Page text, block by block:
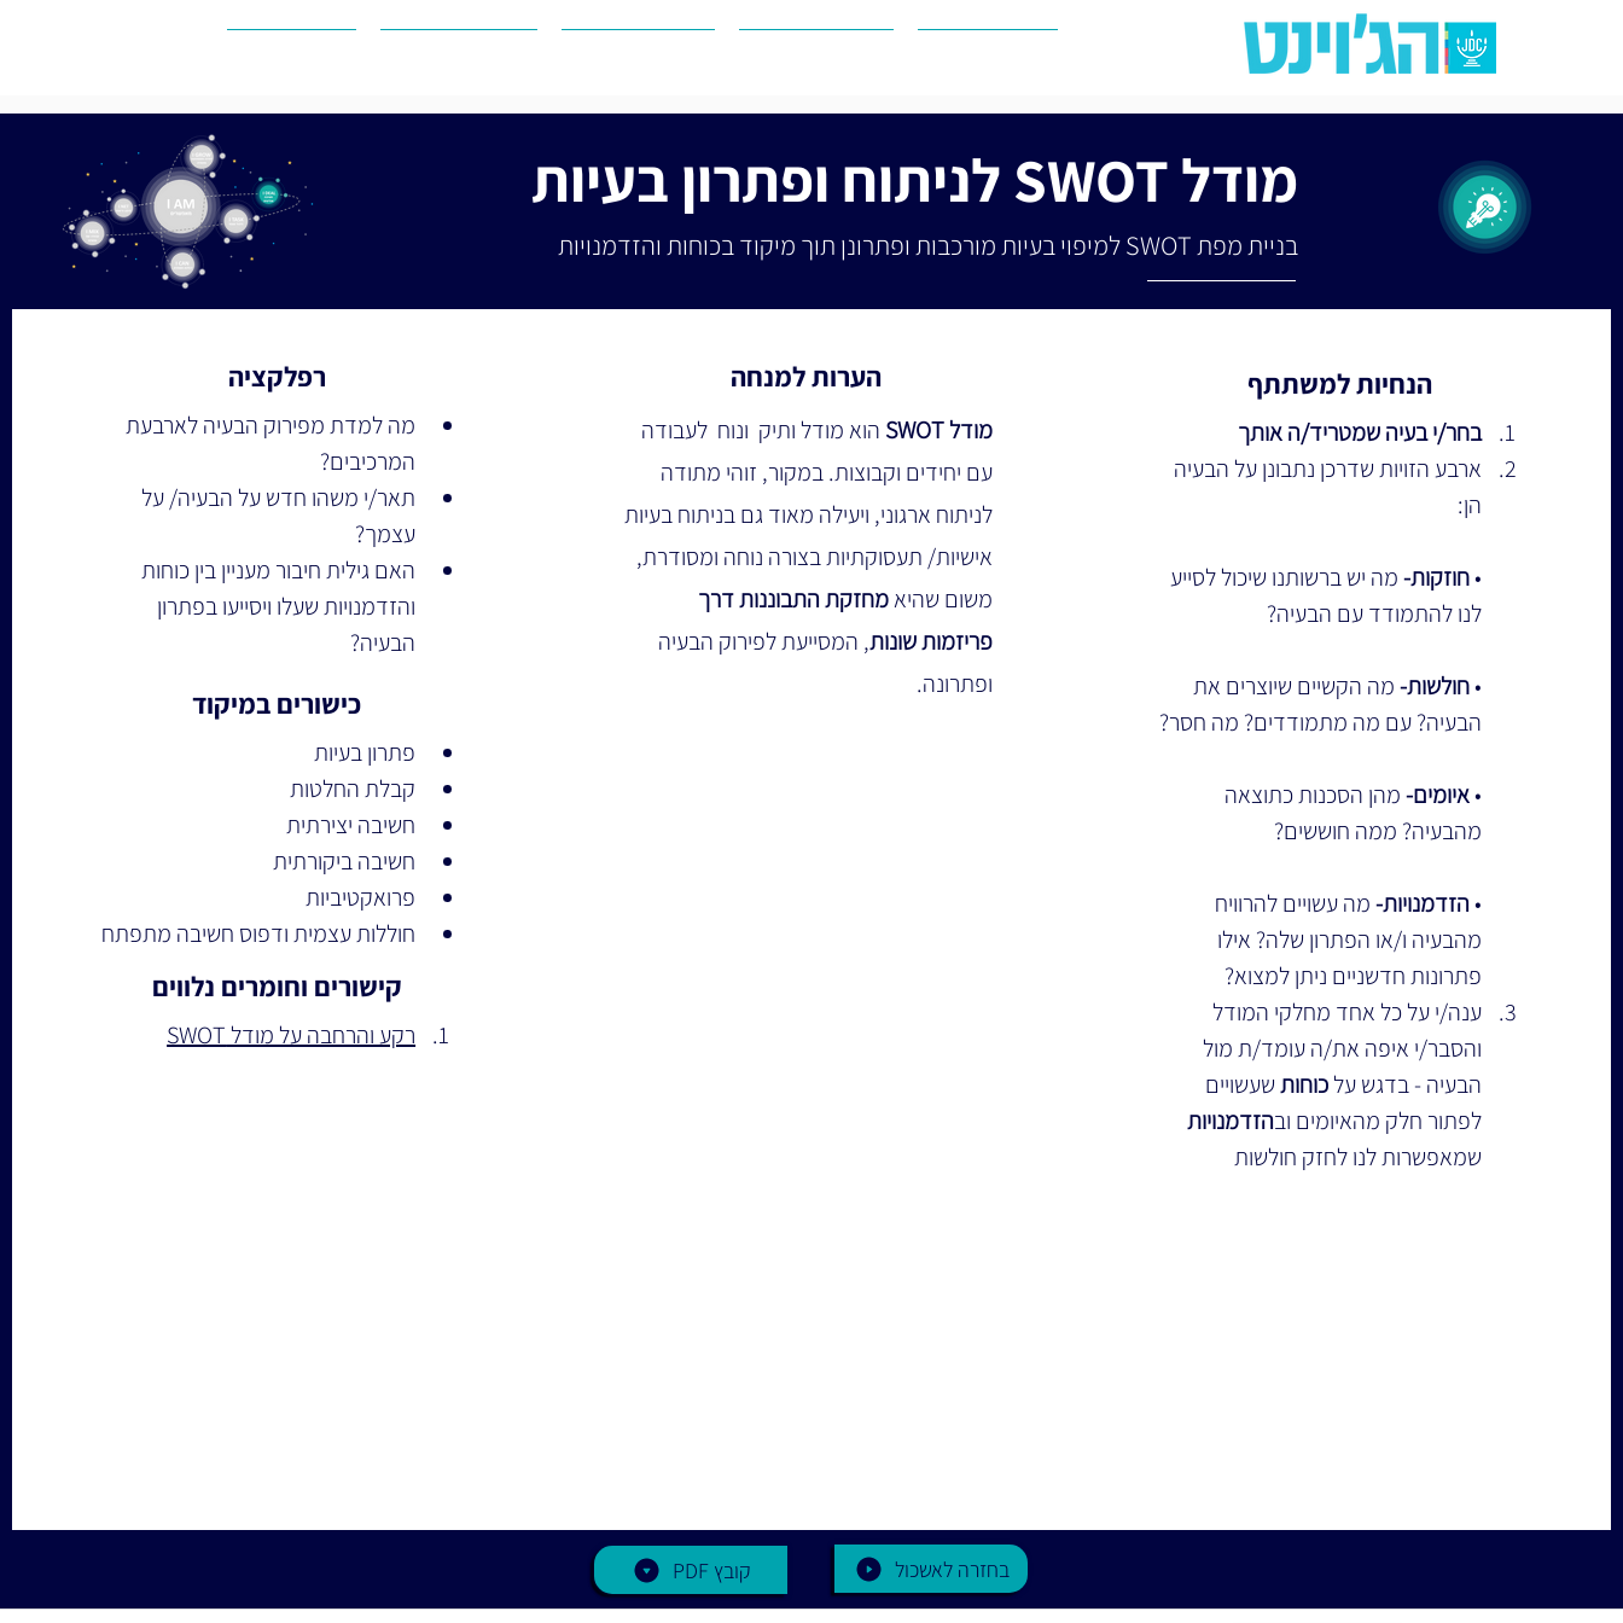
מודל SWOT לניתוח ופתרון בעיות
בניית מפת SWOT למיפוי בעיות מורכבות ופתרונן תוך מיקוד בכוחות והזדמנויות
רפלקציה
מה למדת מפירוק הבעיה לארבעת
המרכיבים?
תאר/י משהו חדש על הבעיה/ על
עצמך?
האם גילית חיבור מעניין בין כוחות
והזדמנויות שעלו ויסייעו בפתרון
הבעיה?
כישורים במיקוד
פתרון בעיות
קבלת החלטות
חשיבה יצירתית
חשיבה ביקורתית
פרואקטיביות
חוללות עצמית ודפוס חשיבה מתפתח
קישורים וחומרים נלווים
רקע והרחבה על מודל SWOT
הערות למנחה
מודל SWOT
הוא מודל ותיק  ונוח  לעבודה
עם יחידים וקבוצות. במקור, זוהי מתודה
לניתוח ארגוני, ויעילה מאוד גם בניתוח בעיות
אישיות/ תעסוקתיות בצורה נוחה ומסודרת,
משום שהיא מחזקת התבוננות דרך
פריזמות שונות, המסייעת לפירוק הבעיה
ופתרונה.
הנחיות למשתתף
בחר/י בעיה שמטריד/ה אותך
ארבע הזויות שדרכן נתבונן על הבעיה
הן:
• חוזקות- מה יש ברשותנו שיכול לסייע
לנו להתמודד עם הבעיה?
• חולשות- מה הקשיים שיוצרים את
הבעיה? עם מה מתמודדים? מה חסר?
• איומים- מהן הסכנות כתוצאה
מהבעיה? ממה חוששים?
• הזדמנויות- מה עשויים להרוויח
מהבעיה ו/או הפתרון שלה? אילו
פתרונות חדשניים ניתן למצוא?
ענה/י על כל אחד מחלקי המודל
והסבר/י איפה את/ה עומד/ת מול
הבעיה - בדגש על כוחות שעשויים
לפתור חלק מהאיומים ובהזדמנויות
שמאפשרות לנו לחזק חולשות
בחזרה לאשכול PDF קובץ